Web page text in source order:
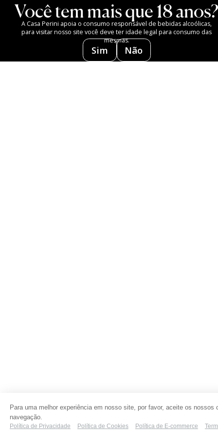
Você tem mais que 18 anos?
Sim Não
A Casa Perini apoia o consumo responsável de bebidas alcoólicas,
para visitar nosso site você deve ter idade legal para consumo das
mesmas.
Para uma melhor experiência em nosso site, por favor, aceite os nossos
navegação.
Política de Privacidade Política de Cookies Política de E-commerce